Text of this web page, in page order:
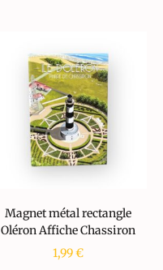
Magnet métal rectangle
Oléron Affiche Chassiron
1,99€